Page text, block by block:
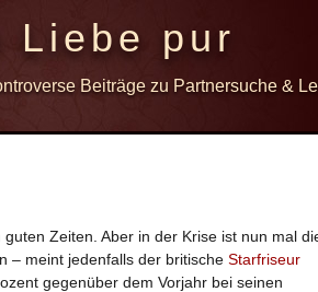
Liebe pur
Beiträge zu Partnersuche &
Zeiten. Aber in der Krise ist nun mal
– meint jedenfalls der britische Starfriseur
gegenüber dem Vorjahr bei seinen